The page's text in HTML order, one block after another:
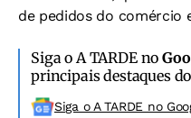
de pedidos do comércio
Siga o A TARDE no
principais destaques
Siga o A TARDE no